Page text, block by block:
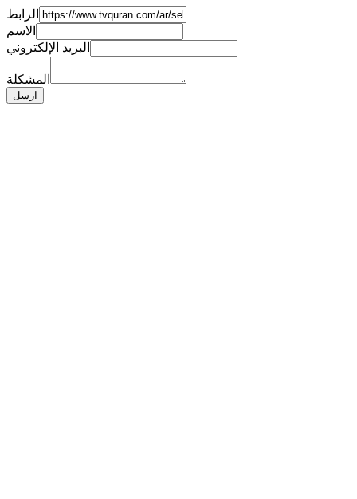
الرابط
الاسم
البريد الإلكتروني
المشكلة
ارسل